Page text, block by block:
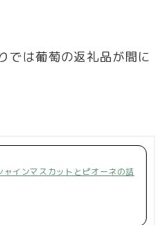
では葡萄の返礼品が間に
インマスカットとピオーネの詰